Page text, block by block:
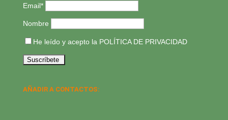
Email*
Nombre
He leído y acepto la POLÍTICA DE PRIVACIDAD
AÑADIR A CONTACTOS: